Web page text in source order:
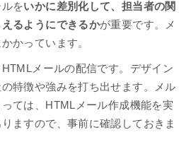
をいかに差別化して、担当者の関
るようにできるかが重要です。メ
かっています。
メールの配信です。デザイン
特徴や強みを打ち出せます。メル
ては、HTMLメール作成機能を実
ますので、事前に確認しておきま